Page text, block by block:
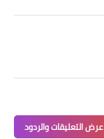
عرض التعليقات والردود